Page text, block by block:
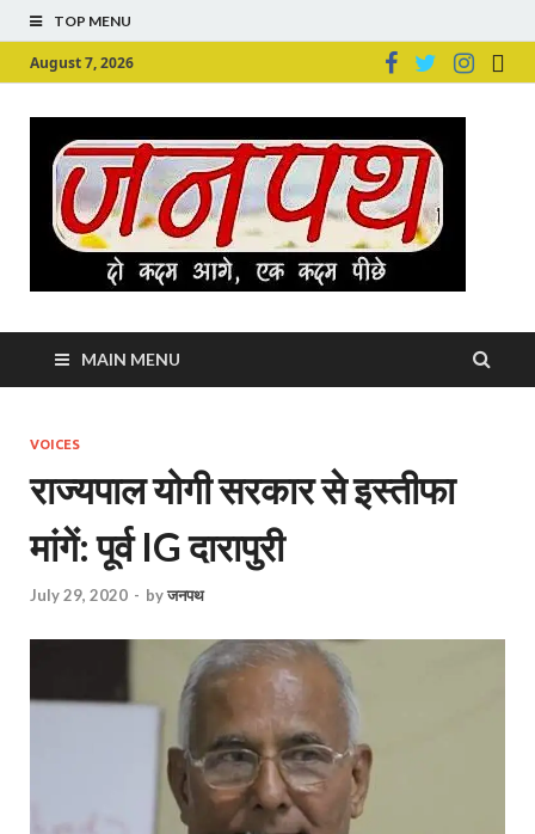
TOP MENU
August 7, 2026
MAIN MENU
VOICES
राज्यपाल योगी सरकार से इस्तीफा
मांगें: पूर्व IG दारापुरी
July 29, 2020 - byजनपथ